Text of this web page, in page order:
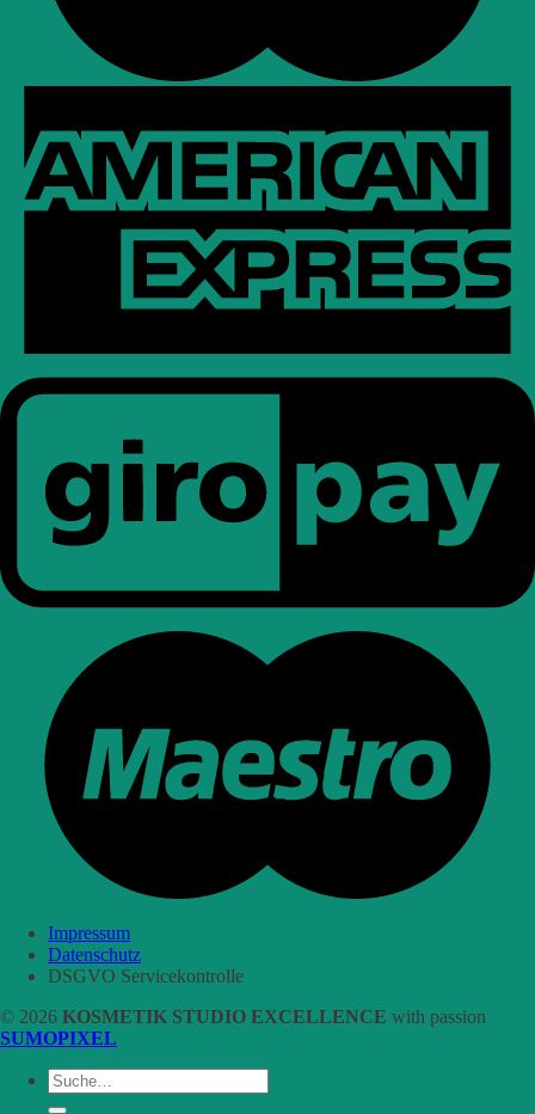
Impressum
Datenschutz
DSGVO Servicekontrolle
© 2026 KOSMETIK STUDIO EXCELLENCE with passion
SUMOPIXEL
Suche
nach: